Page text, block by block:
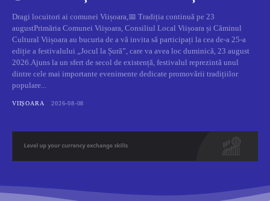
Dragi locuitori ai comunei Viișoara,📅 Tradiția continuă pe 23
augustPrimăria Comunei Viișoara, Consiliul Local Viișoara și Căminul
Cultural Viișoara au bucuria de a vă invita să participați la cea de-a 25-a
ediție a festivalului „Jocul la Șură”, care va avea loc duminică, 23 august
2026.Ajuns la un sfert de secol de existență, festivalul reprezintă unul
dintre cele mai importante evenimente dedicate promovării tradițiilor
populare...
VIIȘOARA 2026-08-08